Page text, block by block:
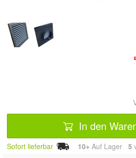
In den
Sofort lieferbar 10+ Auf Lager 5